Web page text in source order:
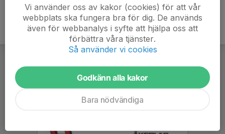
Vi använder oss av kakor (cookies) för att vår
webbplats ska fungera bra för dig. De används
även för webbanalys i syfte att hjälpa oss att
förbättra våra tjänster.
Så använder vi cookies
Godkänn alla kakor
Bara nödvändiga